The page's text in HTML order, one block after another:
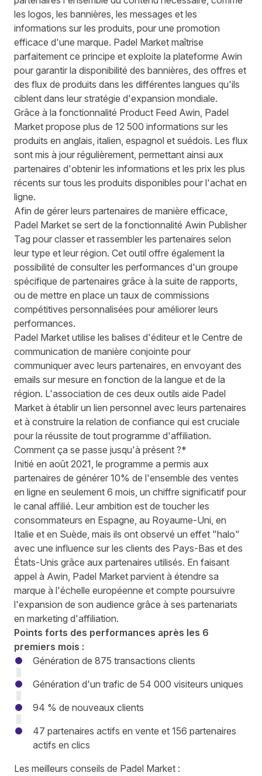
les logos, les bannières, les messages et les
informations sur les produits, pour une promotion
efficace d'une marque. Padel Market maîtrise
parfaitement ce principe et exploite la plateforme Awin
pour garantir la disponibilité des bannières, des offres et
des flux de produits dans les différentes langues qu'ils
ciblent dans leur stratégie d'expansion mondiale.
Grâce à la fonctionnalité Product Feed Awin, Padel
Market propose plus de 12 500 informations sur les
produits en anglais, italien, espagnol et suédois. Les flux
sont mis à jour régulièrement, permettant ainsi aux
partenaires d'obtenir les informations et les prix les plus
récents sur tous les produits disponibles pour l'achat en
ligne.
Afin de gérer leurs partenaires de manière efficace,
Padel Market se sert de la fonctionnalité Awin Publisher
Tag pour classer et rassembler les partenaires selon
leur type et leur région. Cet outil offre également la
possibilité de consulter les performances d'un groupe
spécifique de partenaires grâce à la suite de rapports,
ou de mettre en place un taux de commissions
compétitives personnalisées pour améliorer leurs
performances.
Padel Market utilise les balises d'éditeur et le Centre de
communication de manière conjointe pour
communiquer avec leurs partenaires, en envoyant des
emails sur mesure en fonction de la langue et de la
région. L'association de ces deux outils aide Padel
Market à établir un lien personnel avec leurs partenaires
et à construire la relation de confiance qui est cruciale
pour la réussite de tout programme d'affiliation.
Comment ça se passe jusqu'à présent ?*
Initié en août 2021, le programme a permis aux
partenaires de générer 10% de l'ensemble des ventes
en ligne en seulement 6 mois, un chiffre significatif pour
le canal affilié. Leur ambition est de toucher les
consommateurs en Espagne, au Royaume-Uni, en
Italie et en Suède, mais ils ont observé un effet "halo"
avec une influence sur les clients des Pays-Bas et des
États-Unis grâce aux partenaires utilisés. En faisant
appel à Awin, Padel Market parvient à étendre sa
marque à l'échelle européenne et compte poursuivre
l'expansion de son audience grâce à ses partenariats
en marketing d'affiliation.
Points forts des performances après les 6
premiers mois :
Génération de 875 transactions clients
Génération d'un trafic de 54 000 visiteurs uniques
94 % de nouveaux clients
47 partenaires actifs en vente et 156 partenaires
actifs en clics
Les meilleurs conseils de Padel Market :